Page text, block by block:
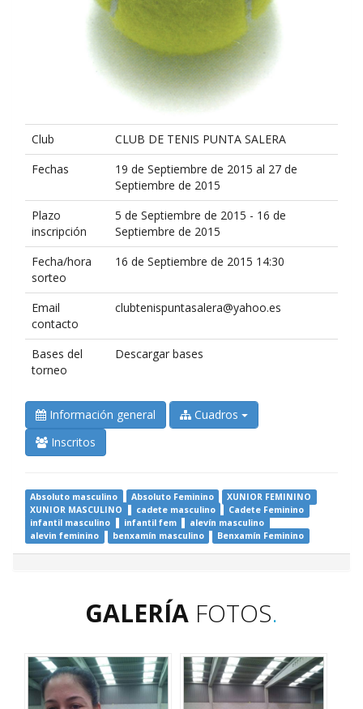
Club
CLUB DE TENIS PUNTA SALERA
Fechas
19 de Septiembre de 2015 al 27 de
Septiembre de 2015
Plazo
inscripción
5 de Septiembre de 2015 - 16 de
Septiembre de 2015
Fecha/hora
sorteo
16 de Septiembre de 2015 14:30
Email
contacto
clubtenispuntasalera@yahoo.es
Bases del
torneo
Descargar bases
Información general
Cuadros
Inscritos
Absoluto masculino Absoluto Feminino
XUNIOR FEMININO
XUNIOR MASCULINO
cadete masculino
Cadete Feminino
infantil masculino
infantil fem
alevín masculino
alevin feminino
benxamín masculino Benxamín Feminino
GALERÍA FOTOS.